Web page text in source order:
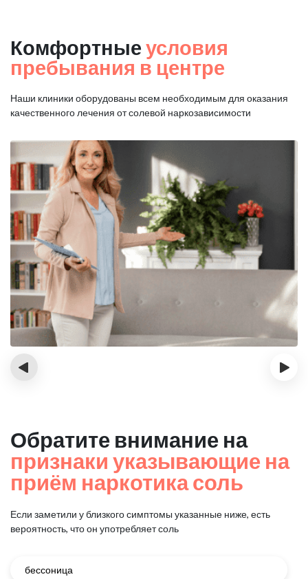
Комфортные условия
пребывания в центре
Наши клиники оборудованы всем необходимым для оказания
качественного лечения от солевой наркозависимости
‹ ›
Обратите внимание на
признаки указывающие на
приём наркотика соль
Если заметили у близкого симптомы указанные ниже, есть
вероятность, что он употребляет соль
бессоница